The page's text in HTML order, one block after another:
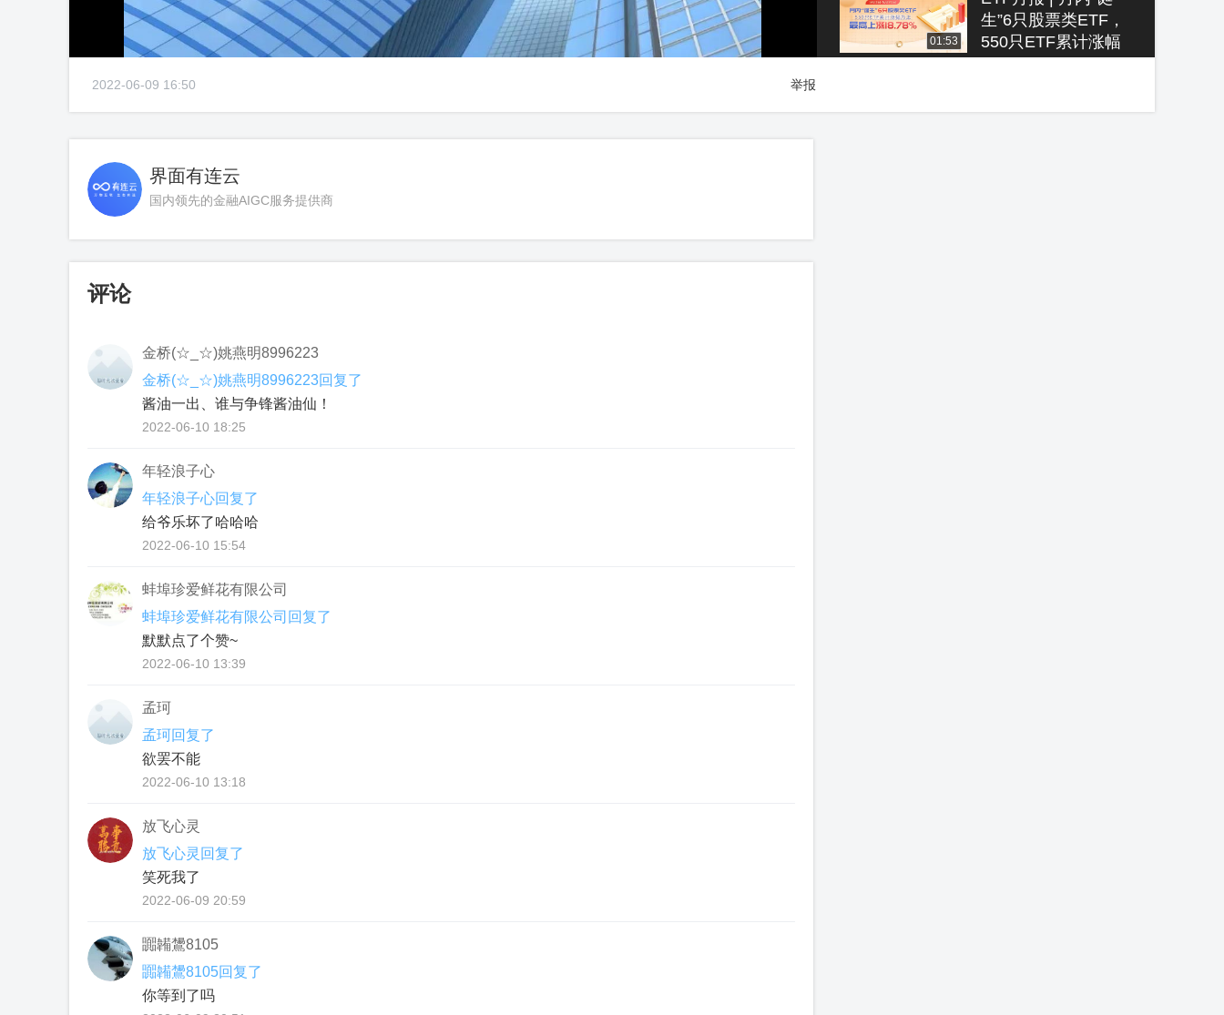
01:53
生”6只股票类ETF，
550只ETF累计涨幅
今日A股 | 湖北万
2022-06-09 16:50 举报
界面有连云
国内领先的金融AIGC服务提供商
评论
金桥(☆_☆)姚燕明8996223
金桥(☆_☆)姚燕明8996223回复了
酱油一出、谁与争锋酱油仙！
2022-06-10 18:25
年轻浪子心
年轻浪子心回复了
给爷乐坏了哈哈哈
2022-06-10 15:54
蚌埠珍爱鲜花有限公司
蚌埠珍爱鲜花有限公司回复了
默默点了个赞~
2022-06-10 13:39
孟珂
孟珂回复了
欲罢不能
2022-06-10 13:18
放飞心灵
放飞心灵回复了
笑死我了
2022-06-09 20:59
嚻韛鸉8105
嚻韛鸉8105回复了
你等到了吗